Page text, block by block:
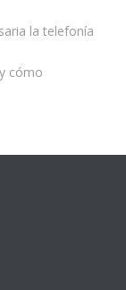
la telefonía
cómo